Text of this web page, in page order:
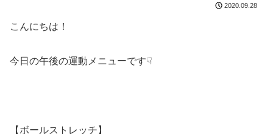
2020.09.28
こんにちは！
今日の午後の運動メニューです☟
【ボールストレッチ】